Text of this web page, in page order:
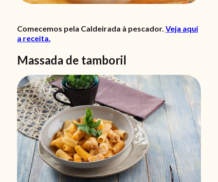
Comecemos pela Caldeirada à pescador. Veja aqui
a receita.
Massada de tamboril